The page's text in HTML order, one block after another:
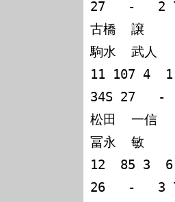
27   -   2
古橋  譲
駒水  武人
11 107 4  1
34S 27   -
松田  一信
冨永  敏
12  85 3  6
26   -   3